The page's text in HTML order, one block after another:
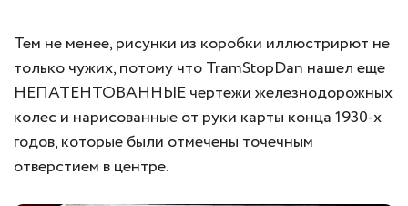
Тем не менее, рисунки из коробки иллюстрирют не
только чужих, потому что TramStopDan нашел еще
НЕПАТЕНТОВАННЫЕ чертежи железнодорожных
колес и нарисованные от руки карты конца 1930-х
годов, которые были отмечены точечным
отверстием в центре.